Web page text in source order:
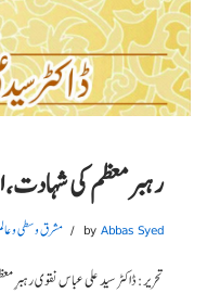
رہبر معظم کی شہادت،
by Abbas Syed مشرق وسطی و
تحریر: ڈاکٹر سید علی عباس نقوی رہبرِ